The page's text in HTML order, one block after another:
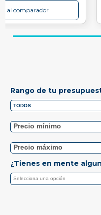
al comparador
Rango de tu
¿Tienes en mente